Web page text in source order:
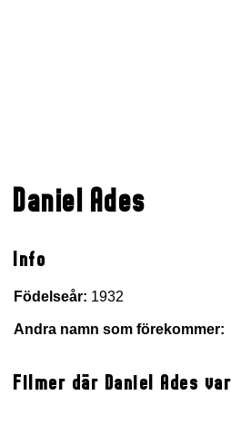
Daniel Ades
Info
Födelseår: 1932
Andra namn som förekommer:
Filmer där Daniel Ades